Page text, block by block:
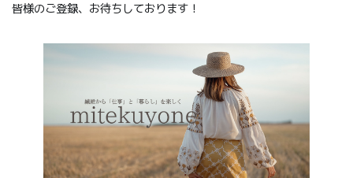
皆様のご登録、お待ちしております！